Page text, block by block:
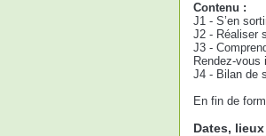
Contenu :
J1 - S’en
J2 - Réaliser
J3 -
Rendez-vous
J4 - Bilan de
En fin de
Dates,